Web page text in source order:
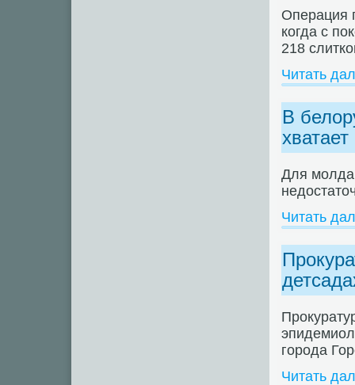
Операция
когда с
218
Читать
В
Для
Читать
города
Читать